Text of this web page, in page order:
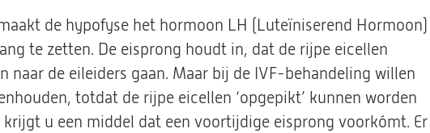
de hypofyse het hormoon LH (Luteïniserend Hormoon)
te zetten. De eisprong houdt in, dat de rijpe eicellen
naar de eileiders gaan. Maar bij de IVF-behandeling willen
totdat de rijpe eicellen ‘opgepikt’ kunnen worden
u een middel dat een voortijdige eisprong voorkómt. Er